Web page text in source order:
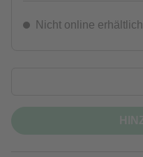
Nicht online erhältlich